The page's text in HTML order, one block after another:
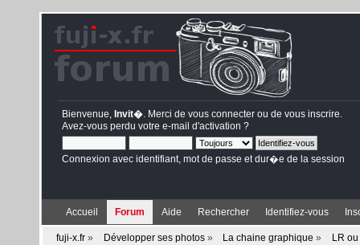
Bienvenue, Invit� . Merci de vous connecter ou de vous inscrire
Avez-vous perdu votre e-mail d'activation ?
Connexion avec identifiant, mot de passe et dur�e de la session
Accueil Forum Aide Rechercher Identifiez-vous
fuji-x.fr » Développer ses photos» La chaine graphique » LR